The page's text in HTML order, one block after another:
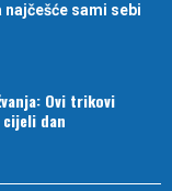
sami sebi
Ovi trikovi
dan